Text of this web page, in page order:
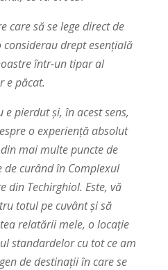
care să se lege direct de
drept esenţială
într-un tipar al
e păcat.
pierdut şi, în acest sens,
o experienţă absolut
mai multe puncte de
de curând în Complexul
din Techirghiol. Este, vă
totul pe cuvânt şi să
relatării mele, o locaţie
standardelor cu tot ce am
de destinaţii în care se